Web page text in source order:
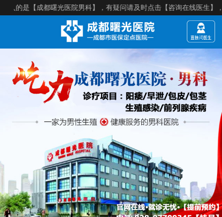
的是【成都曙光医院男科】，有疑问请及时点击【咨询在线医生】，